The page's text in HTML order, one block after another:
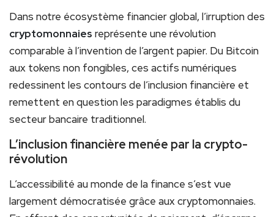
Dans notre écosystème financier global, l’irruption des
cryptomonnaies représente une révolution
comparable à l’invention de l’argent papier. Du Bitcoin
aux tokens non fongibles, ces actifs numériques
redessinent les contours de l’inclusion financière et
remettent en question les paradigmes établis du
secteur bancaire traditionnel.
L’inclusion financière menée par la crypto-
révolution
L’accessibilité au monde de la finance s’est vue
largement démocratisée grâce aux cryptomonnaies.